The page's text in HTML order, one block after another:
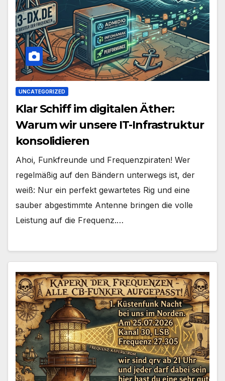
UNCATEGORIZED
Klar Schiff im digitalen Äther:
Warum wir unsere IT-Infrastruktur
konsolidieren
Ahoi, Funkfreunde und Frequenzpiraten! Wer
regelmäßig auf den Bändern unterwegs ist, der
weiß: Nur ein perfekt gewartetes Rig und eine
sauber abgestimmte Antenne bringen die volle
Leistung auf die Frequenz.…